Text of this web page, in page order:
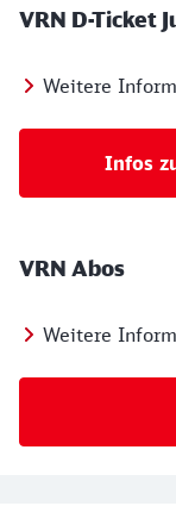
VRN D-Ticket
Weitere
Infos
VRN Abos
Weitere